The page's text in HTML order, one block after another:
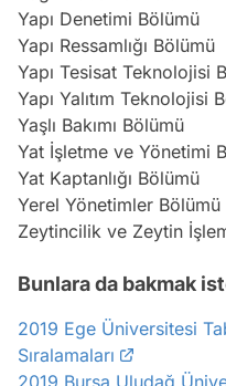
Yapı Denetimi Bölümü
Yapı Ressamlığı Bölümü
Yapı Tesisat Teknolojisi
Yapı Yalıtım Teknolojisi
Yaşlı Bakımı Bölümü
Yat İşletme ve Yönetimi
Yat Kaptanlığı Bölümü
Yerel Yönetimler Bölümü
Zeytincilik ve Zeytin
Bunlara da bakmak
2019 Ege Üniversitesi
Sıralamaları
2019 Bursa Uludağ